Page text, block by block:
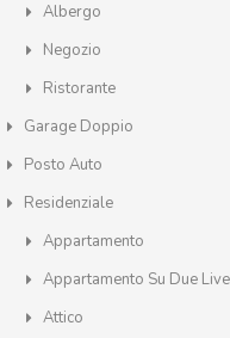
Albergo
Negozio
Ristorante
Garage Doppio
Posto Auto
Residenziale
Appartamento
Appartamento Su Due
Attico